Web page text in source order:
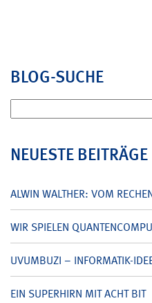
BLOG-SUCHE
nach:
NEUESTE BEITRÄGE
ALWIN WALTHER: VOM
WIR SPIELEN
UVUMBUZI – INFORMATIK-
EIN SUPERHIRN MIT ACHT BIT